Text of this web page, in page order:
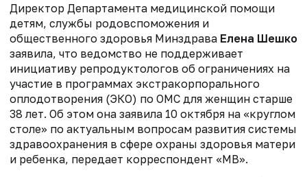
Директор Департамента медицинской помощи
детям, службы родовспоможения и
общественного здоровья Минздрава Елена Шешко
заявила, что ведомство не поддерживает
инициативу репродуктологов об ограничениях на
участие в программах экстракорпорального
оплодотворения (ЭКО) по ОМС для женщин старше
38 лет. Об этом она заявила 10 октября на «круглом
столе» по актуальным вопросам развития системы
здравоохранения в сфере охраны здоровья матери
и ребенка, передает корреспондент «МВ».